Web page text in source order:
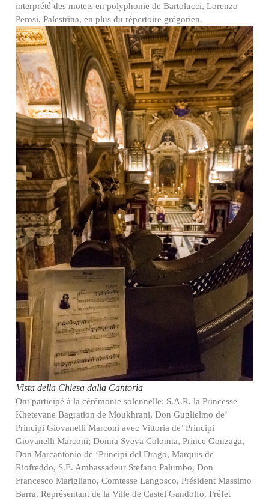
interprété des motets en polyphonie de Bartolucci, Lorenzo
Perosi, Palestrina, en plus du répertoire grégorien.
Vista della Chiesa dalla Cantorìa
Ont participé à la cérémonie solennelle: S.A.R. la Princesse
Khetevane Bagration de Moukhrani, Don Guglielmo de’
Principi Giovanelli Marconi avec Vittoria de’ Principi
Giovanelli Marconi; Donna Sveva Colonna, Prince Gonzaga,
Don Marcantonio de ‘Principi del Drago, Marquis de
Riofreddo, S.E. Ambassadeur Stefano Palumbo, Don
Francesco Marigliano, Comtesse Langosco, Président Massimo
Barra, Représentant de la Ville de Castel Gandolfo, Préfet